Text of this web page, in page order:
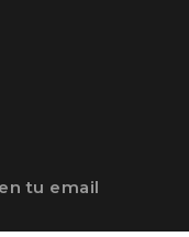
tu email